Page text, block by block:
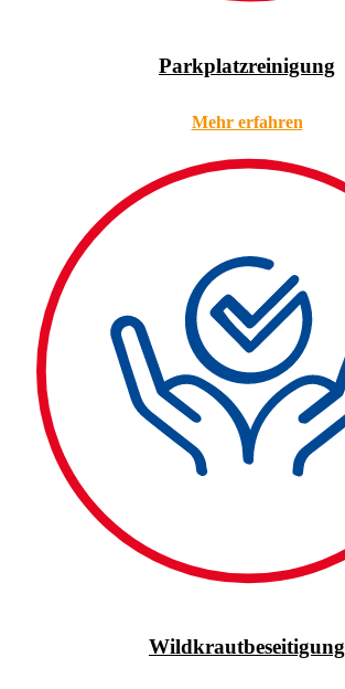
Parkplatzreinigung
Mehr erfahren
Wildkrautbeseitigung